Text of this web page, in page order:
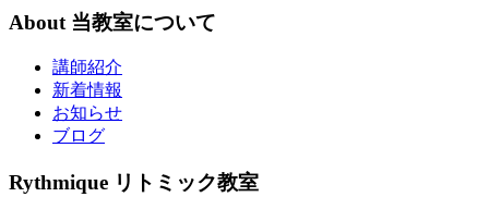
About 当教室について
講師紹介
新着情報
お知らせ
ブログ
Rythmique リトミック教室